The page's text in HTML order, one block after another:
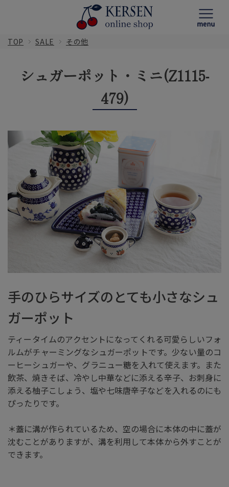
TOP SALE その他
シュガーポット・ミニ(Z1115-
479)
手のひらサイズのとても小さなシュ
ガーポット
ティータイムのアクセントになってくれる可愛らしいフォ
ルムがチャーミングなシュガーポットです。少ない量のコ
ーヒーシュガーや、グラニュー糖を入れて使えます。また
飲茶、焼きそば、冷やし中華などに添える辛子、お刺身に
添える柚子こしょう、塩や七味唐辛子などを入れるのにも
ぴったりです。
＊蓋に溝が作られているため、空の場合に本体の中に蓋が
沈むことがありますが、溝を利用して本体から外すことが
できます。